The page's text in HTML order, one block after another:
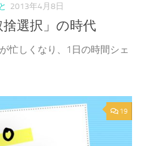
2013年4月8日
選択」の時代
忙しくなり、1日の時間シェ
19